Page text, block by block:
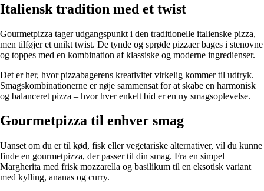
Italiensk tradition med et twist
Gourmetpizza tager udgangspunkt i den traditionelle italienske pizza,
men tilføjer et unikt twist. De tynde og sprøde pizzaer bages i stenovne
og toppes med en kombination af klassiske og moderne ingredienser.
Det er her, hvor pizzabagerens kreativitet virkelig kommer til udtryk.
Smagskombinationerne er nøje sammensat for at skabe en harmonisk
og balanceret pizza – hvor hver enkelt bid er en ny smagsoplevelse.
Gourmetpizza til enhver smag
Uanset om du er til kød, fisk eller vegetariske alternativer, vil du kunne
finde en gourmetpizza, der passer til din smag. Fra en simpel
Margherita med frisk mozzarella og basilikum til en eksotisk variant
med kylling, ananas og curry.